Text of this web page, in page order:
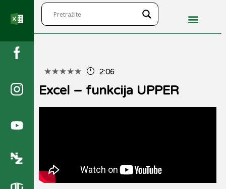
★★★★★ 2:06
Excel – funkcija UPPER